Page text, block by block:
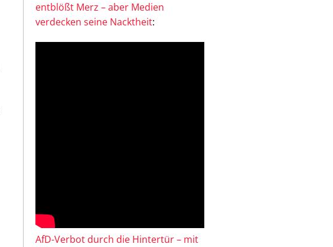
entblößt Merz – aber Medien
verdecken seine Nacktheit:
AfD-Verbot durch die Hintertür – mit